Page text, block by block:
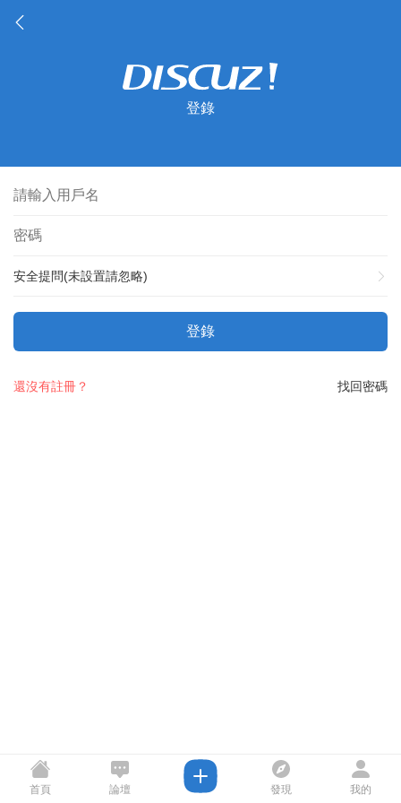
登錄
安全提問(未設置請忽略)
登錄
找回密碼
還沒有註冊？
首頁 論壇 發現 我的